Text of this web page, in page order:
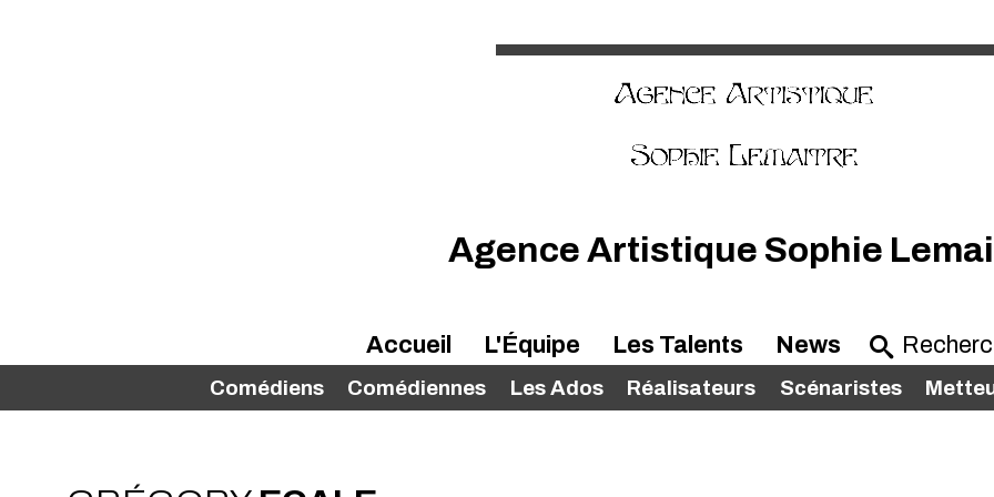
Agence Artistique Sophie
Accueil L'Équipe Les Talents
Comédiens Comédiennes Les Ados Réalisateurs Scénaristes
News